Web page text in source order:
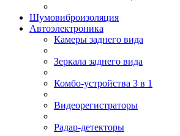
Шумовиброизоляция
Автоэлектроника
Камеры заднего вида
Зеркала заднего вида
Комбо-устройства 3 в 1
Видеорегистраторы
Радар-детекторы